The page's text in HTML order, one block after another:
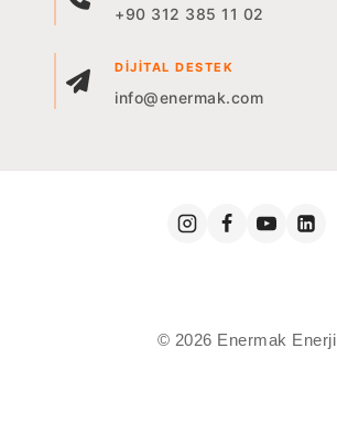
+90 312 385 11 02
DIJITAL DESTEK
info@enermak.com
© 2026 Enermak Enerji